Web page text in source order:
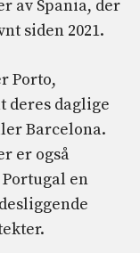
av Spania, der
siden 2021.
Porto,
deres daglige
Barcelona.
er også
en